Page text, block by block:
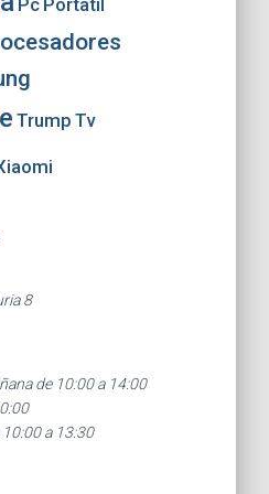
Pc Portatil
Trump Tv
8
de 10:00 a 14:00
a 13:30